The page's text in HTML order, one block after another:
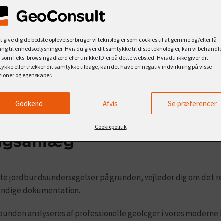
give dig de bedste oplevelser bruger vi teknologier som cookies til at gemme og/eller få
til enhedsoplysninger. Hvis du giver dit samtykke til disse teknologier, kan vi
f.eks. browsingadfærd eller unikke ID'er på dette websted. Hvis du ikke giver dit
eller trækker dit samtykke tilbage, kan det have en negativ indvirkning på visse
og egenskaber.
Godkend Afvis Se præferencer
Cookiepolitik
tilbyder:
til at dimensionere dit
jordbundsundersøgelser på grunden, vejleder dig om det
dokumentation.
analyseres af professionelle geologer i vores moderne